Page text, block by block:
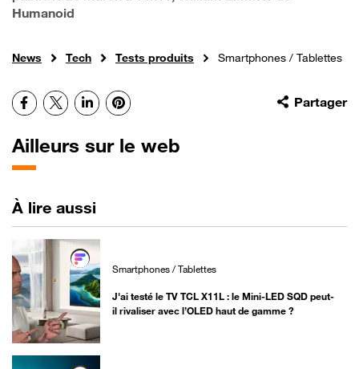
Humanoid
News Tech Tests produits Smartphones / Tablettes
Partager
Facebook
X LinkedInPinterest
Ailleurs sur le web
À lire aussi
Smartphones / Tablettes
J'ai testé le TV TCL X11L : le Mini-LED SQD peut-
il rivaliser avec l’OLED haut de gamme ?